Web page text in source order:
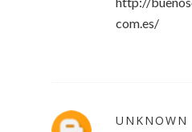
com.es/
UNKNOWN